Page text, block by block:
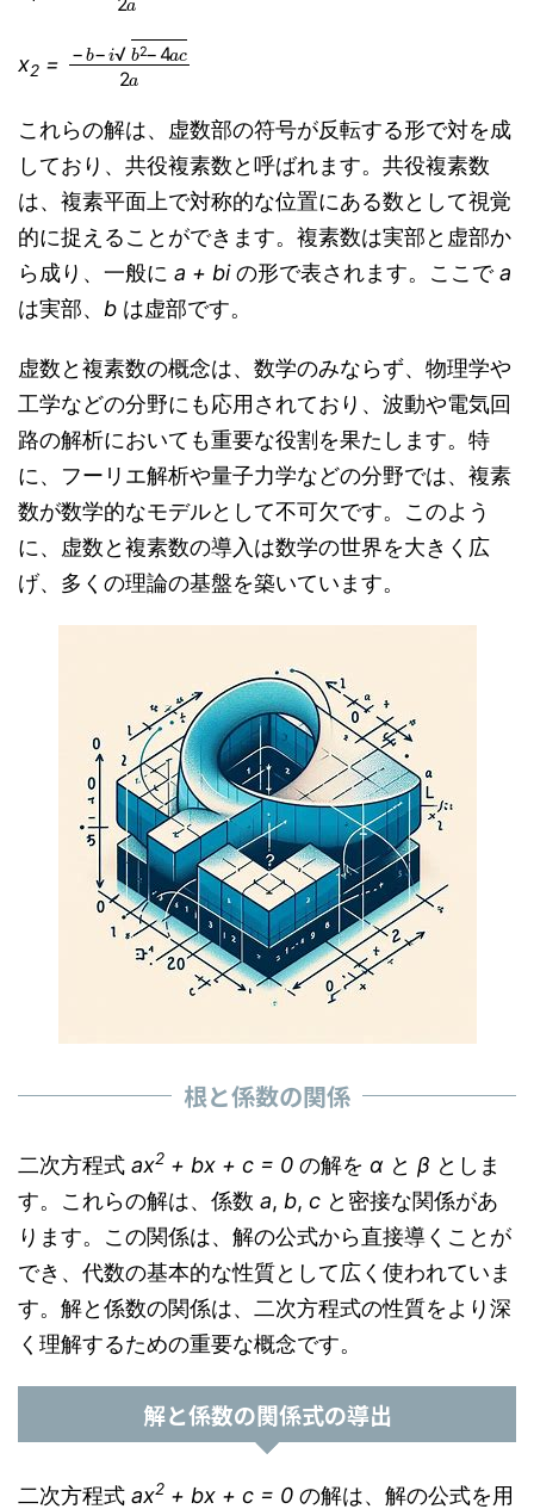
x2 =
−b−ib2−4
これらの解は、虚数部の符号が反転する形で対を成
しており、共役複素数と呼ばれます。共役複素数
は、複素平面上で対称的な位置にある数として視覚
的に捉えることができます。複素数は実部と虚部か
ら成り、一般に a + biの形で表されます。ここでa
は実部、 b は虚部です。
虚数と複素数の概念は、数学のみならず、物理学や
工学などの分野にも応用されており、波動や電気回
路の解析においても重要な役割を果たします。特
に、フーリエ解析や量子力学などの分野では、複素
数が数学的なモデルとして不可欠です。このよう
に、虚数と複素数の導入は数学の世界を大きく広
げ、多くの理論の基盤を築いています。
根と係数の関係
二次方程式 ax2 + bx + c = 0 の解を α と β としま
す。これらの解は、係数 a, b, c と密接な関係があ
ります。この関係は、解の公式から直接導くことが
でき、代数の基本的な性質として広く使われていま
す。解と係数の関係は、二次方程式の性質をより深
く理解するための重要な概念です。
解と係数の関係式の導出
二次方程式 ax2 + bx + c = 0 の解は、解の公式を用